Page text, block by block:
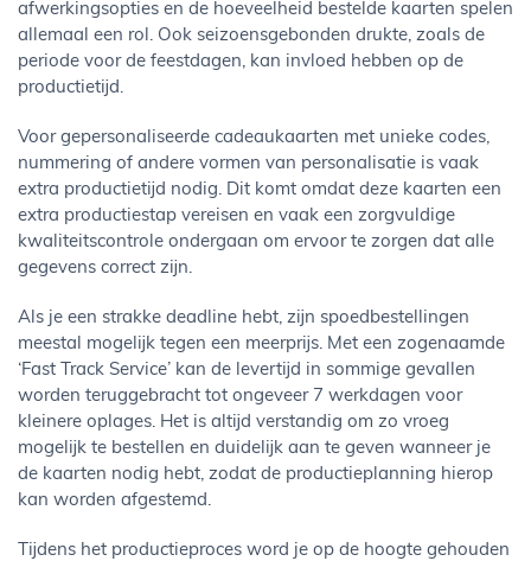
afwerkingsopties en de hoeveelheid bestelde kaarten spelen
allemaal een rol. Ook seizoensgebonden drukte, zoals de
periode voor de feestdagen, kan invloed hebben op de
productietijd.
Voor gepersonaliseerde cadeaukaarten met unieke codes,
nummering of andere vormen van personalisatie is vaak
extra productietijd nodig. Dit komt omdat deze kaarten een
extra productiestap vereisen en vaak een zorgvuldige
kwaliteitscontrole ondergaan om ervoor te zorgen dat alle
gegevens correct zijn.
Als je een strakke deadline hebt, zijn spoedbestellingen
meestal mogelijk tegen een meerprijs. Met een zogenaamde
‘Fast Track Service’ kan de levertijd in sommige gevallen
worden teruggebracht tot ongeveer 7 werkdagen voor
kleinere oplages. Het is altijd verstandig om zo vroeg
mogelijk te bestellen en duidelijk aan te geven wanneer je
de kaarten nodig hebt, zodat de productieplanning hierop
kan worden afgestemd.
Tijdens het productieproces word je op de hoogte gehouden